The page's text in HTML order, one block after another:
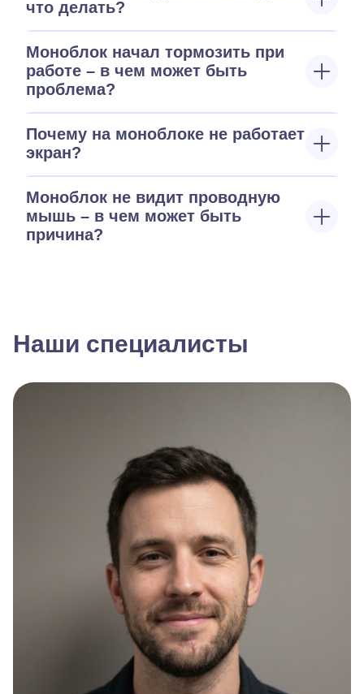
что делать?
Моноблок начал тормозить при
работе – в чем может быть
проблема?
Почему на моноблоке не работает
экран?
Моноблок не видит проводную
мышь – в чем может быть
причина?
Наши специалисты